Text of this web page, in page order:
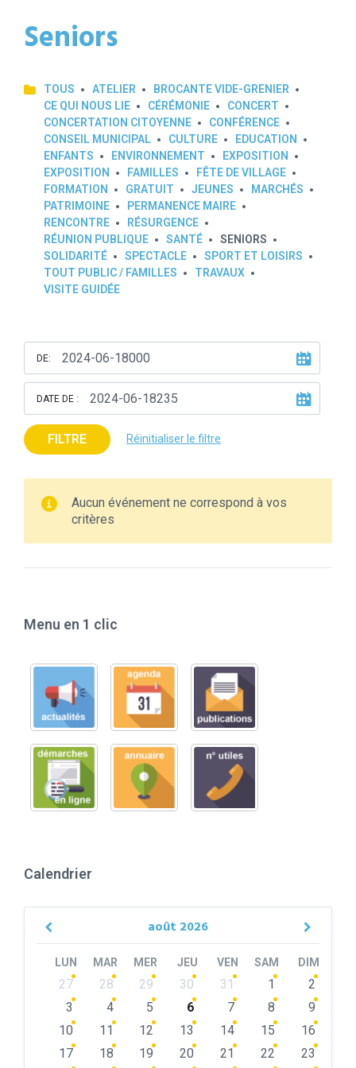
Seniors
TOUS ATELIER
BROCANTE VIDE-GRENIER
CE QUI NOUS LIE
CÉRÉMONIE
CONCERT
CONCERTATION CITOYENNE
CONFÉRENCE
CONSEIL MUNICIPAL
CULTURE
EDUCATION
ENFANTS
ENVIRONNEMENT
EXPOSITION
EXPOSITION
FAMILLES
FÊTE DE VILLAGE
FORMATION
GRATUIT JEUNES
MARCHÉS
PATRIMOINE
PERMANENCE MAIRE
RENCONTRE
RÉSURGENCE
RÉUNION PUBLIQUE
SANTÉ
SENIORS
SOLIDARITÉ
SPECTACLE
SPORT ET LOISIRS
TOUT PUBLIC / FAMILLES
TRAVAUX
VISITE GUIDÉE
DE:
DATE DE :
FILTRE Réinitialiser le filtre
Aucun événement ne correspond à vos
critères
Menu en 1 clic
Calendrier
août 2026
Previous
LUN MAR MER JEU VEN SAM DIM
Skip
calendar
27 28 29 30 31 1
2
3
4 5 6 7 8
9
10
11 12 13 14 15
16
17
18 19 20 21 22
23